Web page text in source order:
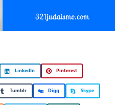
LinkedIn Pinterest
Tumblr Digg Skype